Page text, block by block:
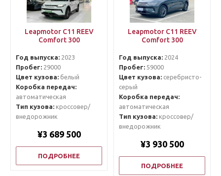
Leapmotor C11 REEV
Comfort 300
Год выпуска:2023
Пробег:29000
Цвет кузова:белый
Коробка передач:
автоматическая
Тип кузова:кроссовер/
внедорожник
¥3 689 500
ПОДРОБНЕЕ
Leapmotor C11 REEV
Comfort 300
Год выпуска:2024
Пробег:59000
Цвет кузова:серебристо-
серый
Коробка передач:
автоматическая
Тип кузова:кроссовер/
внедорожник
¥3 930 500
ПОДРОБНЕЕ